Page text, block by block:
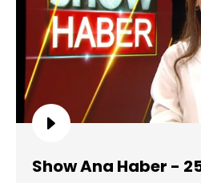
Show Ana Haber -